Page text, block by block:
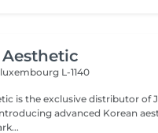
luxembourg L-1140
is the exclusive distributor of
advanced Korean